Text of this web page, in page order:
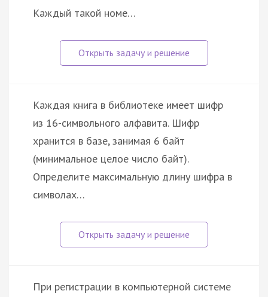
Каждый такой номе…
Каждая книга в библиотеке имеет шифр
из 16-символьного алфавита. Шифр
хранится в базе, занимая 6 байт
(минимальное целое число байт).
Определите максимальную длину шифра в
символах…
При регистрации в компьютерной системе